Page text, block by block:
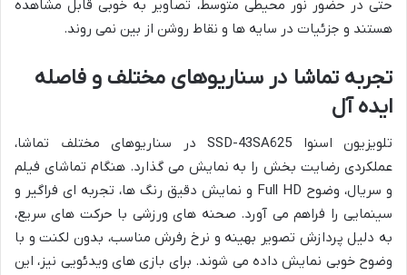
حتی در حضور نور محیطی متوسط، تصاویر به خوبی قابل مشاهده
هستند و جزئیات در سایه ها و نقاط روشن از بین نمی روند.
تجربه تماشا در سناریوهای مختلف و فاصله
ایده آل
تلویزیون اسنوا SSD-43SA625 در سناریوهای مختلف تماشا،
عملکردی رضایت بخش را به نمایش می گذارد. هنگام تماشای فیلم
و سریال، وضوح Full HD و نمایش دقیق رنگ ها، تجربه ای فراگیر و
سینمایی را فراهم می آورد. صحنه های ورزشی با حرکت های سریع،
به دلیل پردازش تصویر بهینه و نرخ رفرش مناسب، بدون لکنت و با
وضوح خوبی نمایش داده می شوند. برای بازی های ویدئویی نیز، این